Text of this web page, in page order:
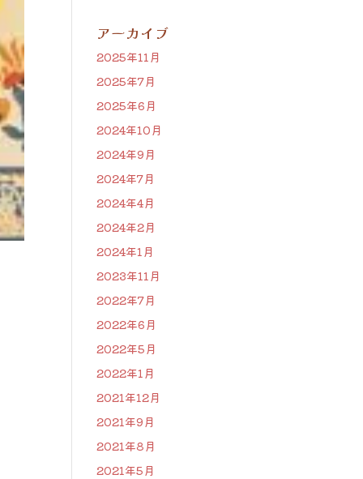
アーカイブ
2025年11月
2025年7月
2025年6月
2024年10月
2024年9月
2024年7月
2024年4月
2024年2月
2024年1月
2023年11月
2022年7月
2022年6月
2022年5月
2022年1月
2021年12月
2021年9月
2021年8月
2021年5月